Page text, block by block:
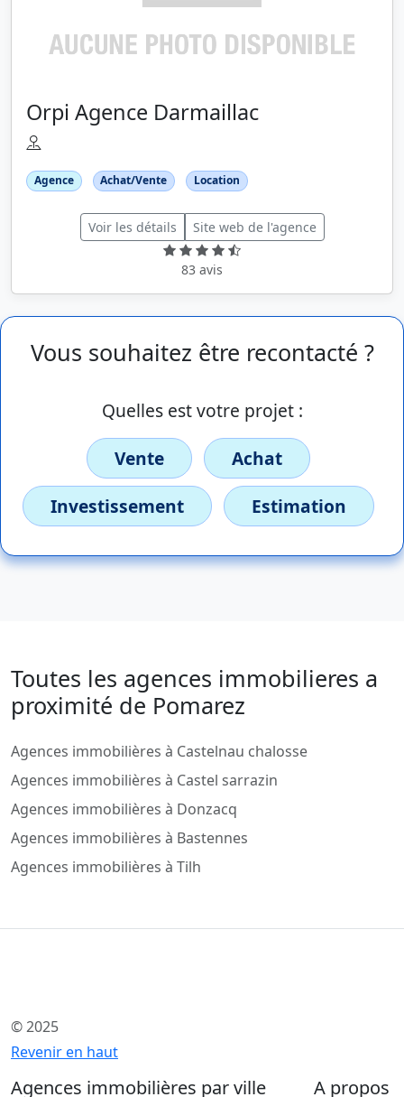
Orpi Agence Darmaillac
Agence Achat/Vente Location
Voir les détails Site web de l'agence
83 avis
Vous souhaitez être recontacté ?
Quelles est votre projet :
Vente
Achat
Investissement
Estimation
Toutes les agences immobilieres a
proximité de Pomarez
Agences immobilières à Castelnau chalosse
Agences immobilières à Castel sarrazin
Agences immobilières à Donzacq
Agences immobilières à Bastennes
Agences immobilières à Tilh
© 2025
Revenir en haut
Agences immobilières par ville A propos